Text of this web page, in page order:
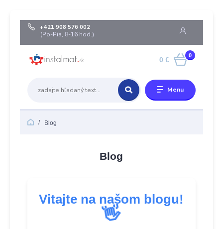
Menu
+421 908 576 002
(Po-Pia, 8-16 hod.)
0
0 €
Blog
Blog
Vitajte na našom blogu!
👋